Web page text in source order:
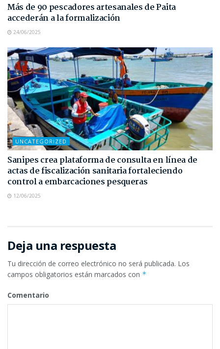
Más de 90 pescadores artesanales de Paita
accederán a la formalización
24/06/2025
UNCATEGORIZED
Sanipes crea plataforma de consulta en línea de
actas de fiscalización sanitaria fortaleciendo
control a embarcaciones pesqueras
12/06/2025
Deja una respuesta
Tu dirección de correo electrónico no será publicada. Los
campos obligatorios están marcados con *
Comentario